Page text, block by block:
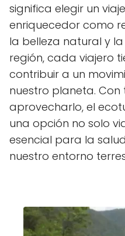
significa elegir un
enriquecedor como
la belleza natural y
región, cada viajero
contribuir a un
nuestro planeta.
aprovecharlo, el
una opción no solo
esencial para la
nuestro entorno